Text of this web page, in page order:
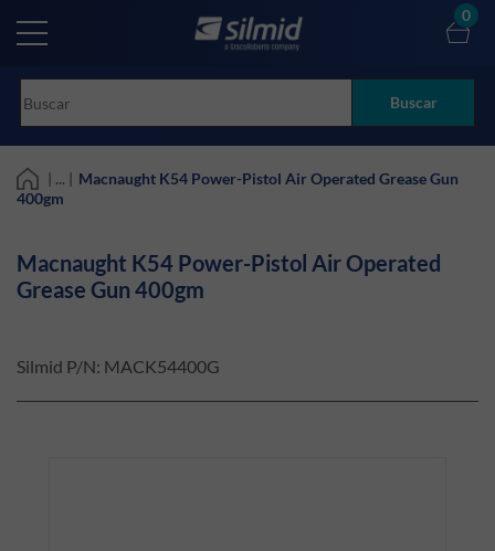
main
Buscar
0
| ... | Macnaught K54 Power-Pistol Air Operated Grease Gun
400gm
Macnaught K54 Power-Pistol Air Operated
Grease Gun 400gm
Silmid P/N: MACK54400G